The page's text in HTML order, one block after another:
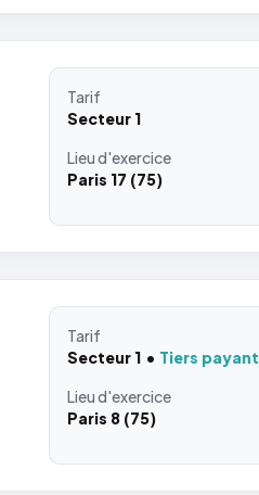
Tarif
Secteur 1
Lieud'exercice
Paris 17 (75)
Tarif
Secteur 1
Tiers payant
Lieud'exercice
Paris 8 (75)